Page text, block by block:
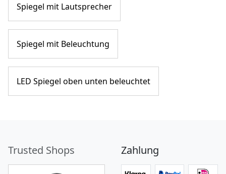
Spiegel mit Lautsprecher
Spiegel mit Beleuchtung
LED Spiegel oben unten beleuchtet
Trusted Shops Zahlung